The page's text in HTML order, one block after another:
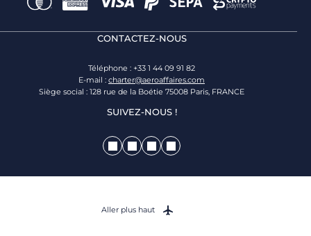
CONTACTEZ-NOUS
Téléphone : +33 1 44 09 91 82
E-mail : charter@aeroaffaires.com
Siège social : 128 rue de la Boétie 75008 Paris, FRANCE
SUIVEZ-NOUS !
Aller plus haut